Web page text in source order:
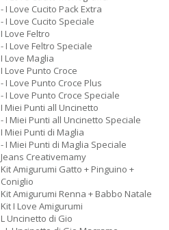
- I Love Cucito Pack Extra
- I Love Cucito Speciale
I Love Feltro
- I Love Feltro Speciale
I Love Maglia
I Love Punto Croce
- I Love Punto Croce Plus
- I Love Punto Croce Speciale
I Miei Punti all Uncinetto
- I Miei Punti all Uncinetto Speciale
I Miei Punti di Maglia
- I Miei Punti di Maglia Speciale
Jeans Creativemamy
Kit Amigurumi Gatto + Pinguino +
Coniglio
Kit Amigurumi Renna + Babbo Natale
Kit I Love Amigurumi
L Uncinetto di Gio